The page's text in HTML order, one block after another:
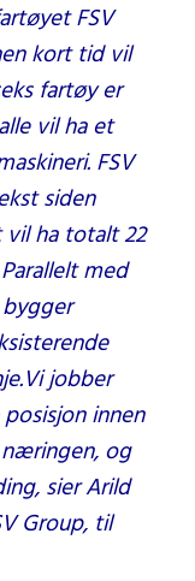
FSV
kort tid vil
fartøy er
vil ha et
FSV
siden
vil ha totalt 22
med
jobber
innen
og
sier Arild
Group, til